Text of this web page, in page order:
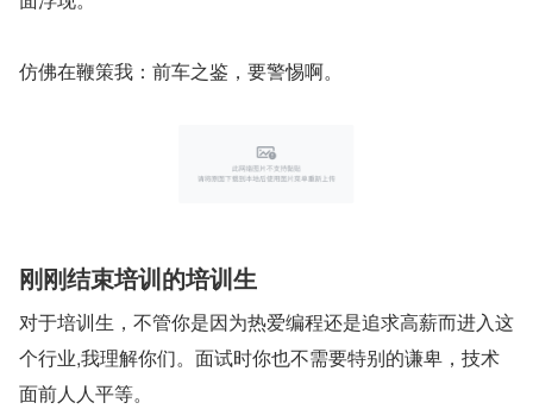
仿佛在鞭策我：前车之鉴，要警惕啊。
刚刚结束培训的培训生
对于培训生，不管你是因为热爱编程还是追求高薪而进入这
个行业,我理解你们。面试时你也不需要特别的谦卑，技术
面前人人平等。